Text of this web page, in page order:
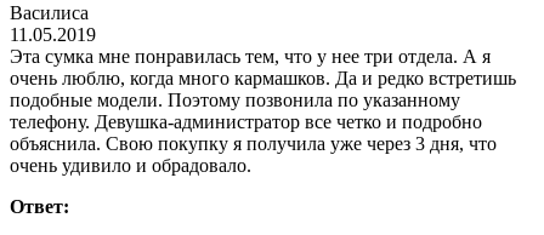
Василиса
11.05.2019
Эта сумка мне понравилась тем, что у нее три отдела. А я
очень люблю, когда много кармашков. Да и редко встретишь
подобные модели. Поэтому позвонила по указанному
телефону. Девушка-администратор все четко и подробно
объяснила. Свою покупку я получила уже через 3 дня, что
очень удивило и обрадовало.
Ответ: